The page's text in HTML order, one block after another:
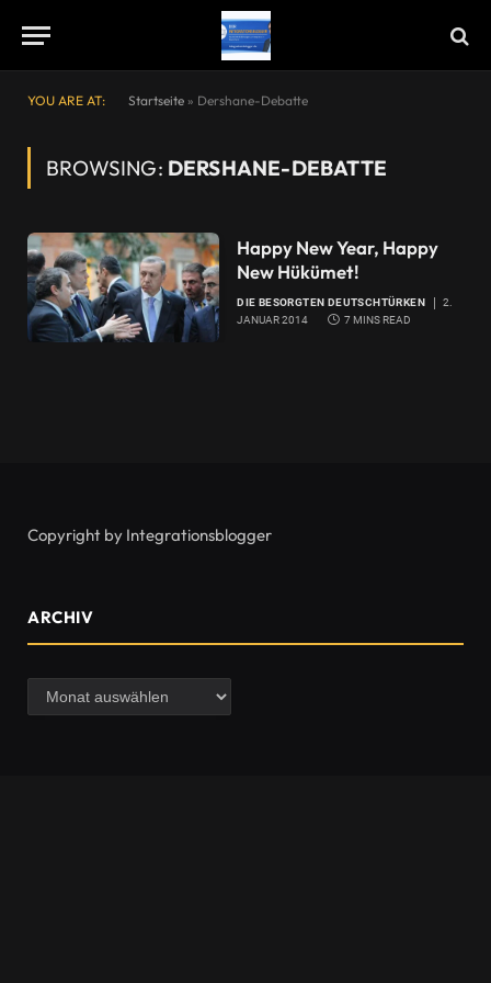
YOU ARE AT: Startseite » Dershane-Debatte
BROWSING: DERSHANE-DEBATTE
Happy New Year, Happy
New Hükümet!
DIE BESORGTEN DEUTSCHTÜRKEN
2.
JANUAR 2014
7 MINS READ
Copyright by Integrationsblogger
ARCHIV
Archiv